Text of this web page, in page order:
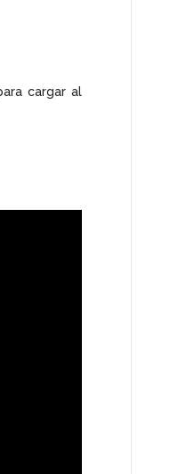
cargar al